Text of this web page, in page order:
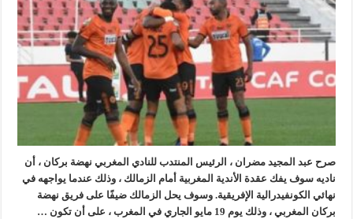
صرح عبد المجيد مضران ، الرئيس المنتدب للنادي المغربي نهضة بركان ، أن
ناديه سوف يفك عقدة الأندية المغربية أمام الزمالك ، وذلك عندما يواجهه في
نهائي الكونفيدرالية الإفريقية. وسوف يحل الزمالك ضيفًا على فريق نهضة
بركان المغربي ، وذلك يوم 19 مايو الجاري في المغرب ، على أن تكون …